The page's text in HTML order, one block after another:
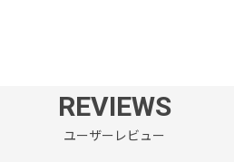
REVIEWS
ユーザーレビュー